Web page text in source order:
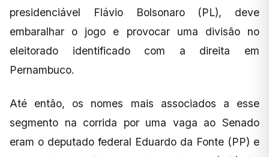
presidenciável Flávio Bolsonaro (PL), deve
embaralhar o jogo e provocar uma divisão no
eleitorado identificado com a direita em
Pernambuco.
Até então, os nomes mais associados a esse
segmento na corrida por uma vaga ao Senado
eram o deputado federal Eduardo da Fonte (PP) e